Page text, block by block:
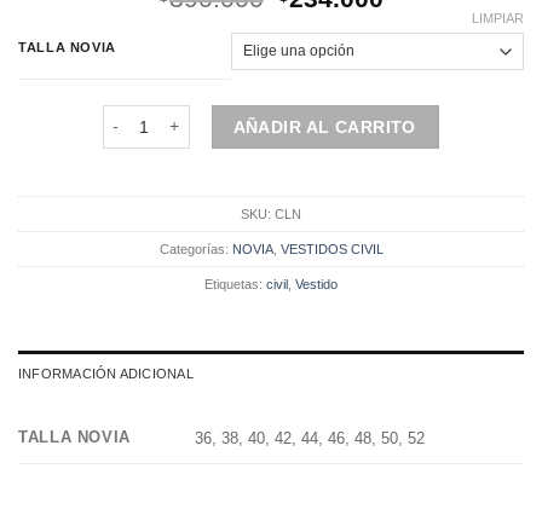
original
era:
$390.000.
es:
$234.000.
TALLA NOVIA
LIMPIAR
Vestido | Novia | Civil | CLN cantidad
AÑADIR AL CARRITO
SKU: CLN
Categorías: NOVIA, VESTIDOS CIVIL
Etiquetas: civil Vestido
INFORMACIÓN ADICIONAL
TALLA NOVIA 36, 38, 40, 42, 44, 46, 48, 50, 52